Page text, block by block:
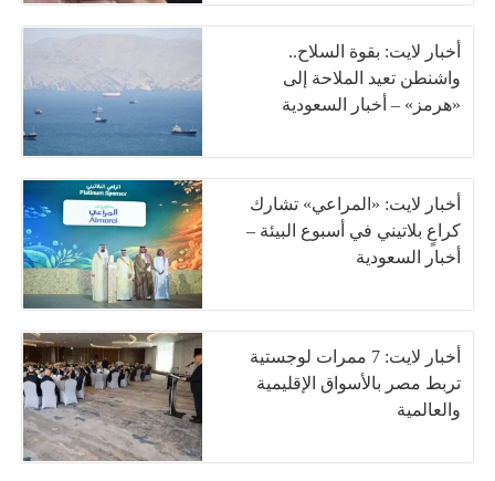
أخبار لايت: بقوة السلاح..
واشنطن تعيد الملاحة إلى
«هرمز» – أخبار السعودية
أخبار لايت: «المراعي» تشارك
كراعٍ بلاتيني في أسبوع البيئة –
أخبار السعودية
أخبار لايت: 7 ممرات لوجستية
تربط مصر بالأسواق الإقليمية
والعالمية